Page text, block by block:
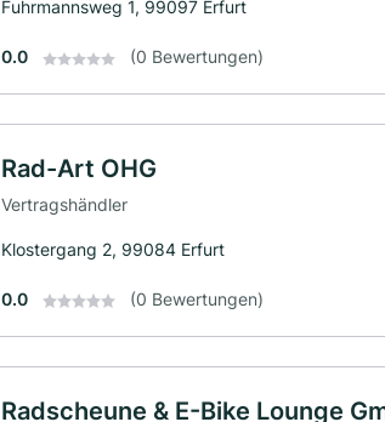
Fuhrmannsweg 1, 99097 Erfurt
0.0 (0 Bewertungen)
Rad-Art OHG
Vertragshändler
Klostergang 2, 99084 Erfurt
0.0 (0 Bewertungen)
Radscheune & E-Bike Lounge